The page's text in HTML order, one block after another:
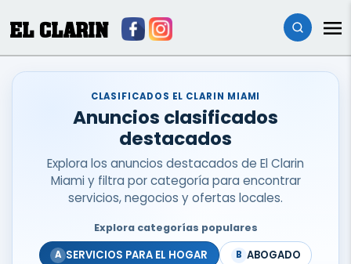
EL CLARIN
CLASIFICADOS EL CLARIN MIAMI
Anuncios clasificados
destacados
Explora los anuncios destacados de El Clarin
Miami y filtra por categoría para encontrar
servicios, negocios y ofertas locales.
Explora categorías populares
A SERVICIOS PARA EL HOGAR B ABOGADO